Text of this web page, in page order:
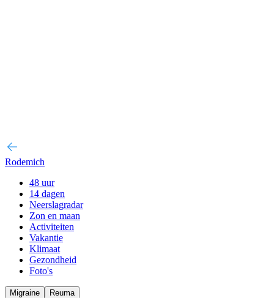
Rodemich
48 uur
14 dagen
Neerslagradar
Zon en maan
Activiteiten
Vakantie
Klimaat
Gezondheid
Foto's
Migraine Reuma